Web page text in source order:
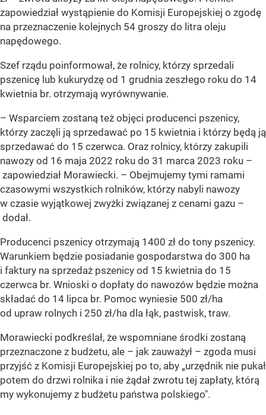
zapowiedział wystąpienie do Komisji Europejskiej o zgodę
na przeznaczenie kolejnych 54 groszy do litra oleju
napędowego.
Szef rządu poinformował, że rolnicy, którzy sprzedali
pszenicę lub kukurydzę od 1 grudnia zeszłego roku do 14
kwietnia br. otrzymają wyrównywanie.
– Wsparciem zostaną też objęci producenci pszenicy,
którzy zaczęli ją sprzedawać po 15 kwietnia i którzy będą ją
sprzedawać do 15 czerwca. Oraz rolnicy, którzy zakupili
nawozy od 16 maja 2022 roku do 31 marca 2023 roku –
zapowiedział Morawiecki. – Obejmujemy tymi ramami
czasowymi wszystkich rolników, którzy nabyli nawozy
w czasie wyjątkowej zwyżki związanej z cenami gazu –
dodał.
Producenci pszenicy otrzymają 1400 zł do tony pszenicy.
Warunkiem będzie posiadanie gospodarstwa do 300 ha
i faktury na sprzedaż pszenicy od 15 kwietnia do 15
czerwca br. Wnioski o dopłaty do nawozów będzie można
składać do 14 lipca br. Pomoc wyniesie 500 zł/ha
od upraw rolnych i 250 zł/ha dla łąk, pastwisk, traw.
Morawiecki podkreślał, że wspomniane środki zostaną
przeznaczone z budżetu, ale – jak zauważył – zgoda musi
przyjść z Komisji Europejskiej po to, aby „urzędnik nie pukał
potem do drzwi rolnika i nie żądał zwrotu tej zapłaty, którą
my wykonujemy z budżetu państwa polskiego".